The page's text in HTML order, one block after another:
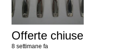
Offerte chiuse
8 settimane fa